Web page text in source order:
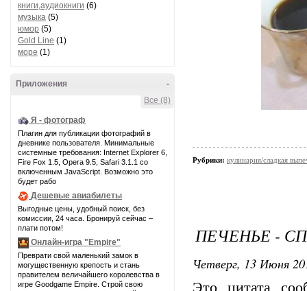
книги,аудиокниги (6)
музыка (5)
юмор (5)
Gold Line (1)
море (1)
-
Приложения
Все (8)
Я - фотограф
Плагин для публикации фотографий в
дневнике пользователя. Минимальные
системные требования: Internet Explorer 6,
Fire Fox 1.5, Opera 9.5, Safari 3.1.1 со
включенным JavaScript. Возможно это
будет рабо
Дешевые авиабилеты
Выгодные цены, удобный поиск, без
комиссии, 24 часа. Бронируй сейчас –
плати потом!
Онлайн-игра "Empire"
Преврати свой маленький замок в
могущественную крепость и стань
правителем величайшего королевства в
игре Goodgame Empire. Строй свою
Рубрики: кулинария/сладкая
ПЕЧЕНЬЕ -
Четверг, 13 Июня
Это цитата